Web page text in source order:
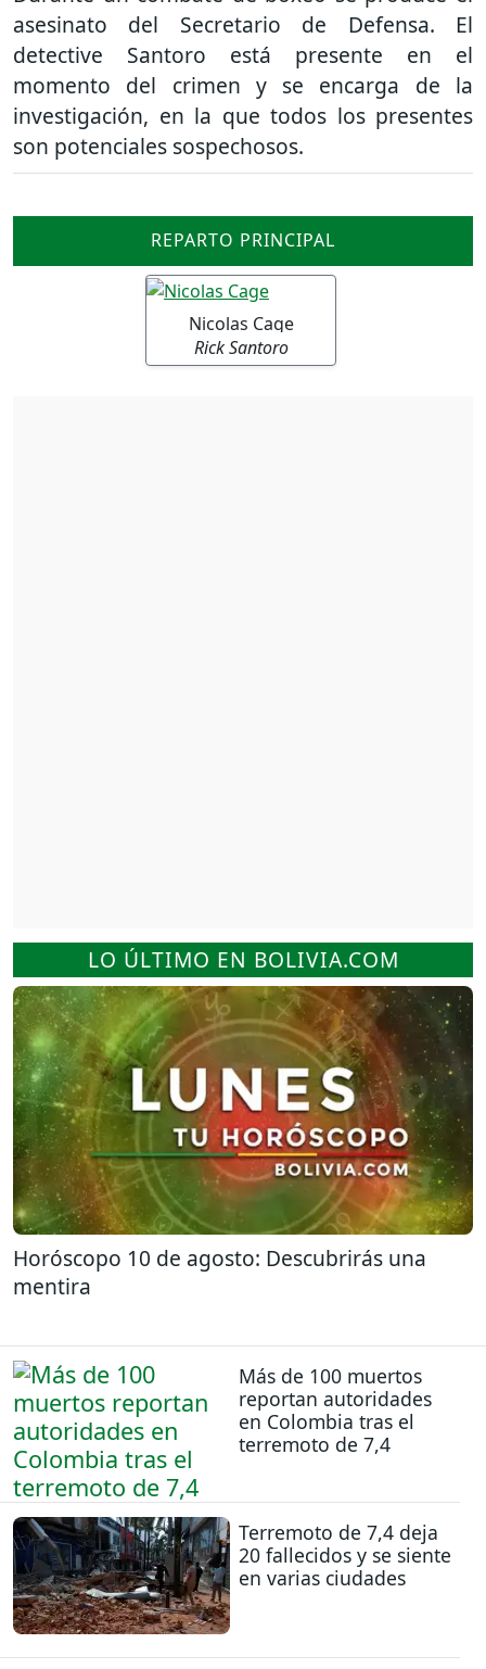
asesinato del Secretario de Defensa. El
detective Santoro está presente en el
momento del crimen y se encarga de la
investigación, en la que todos los presentes
son potenciales sospechosos.
REPARTO PRINCIPAL
Nicolas Cage
Rick Santoro
LO ÚLTIMO EN BOLIVIA.COM
Horóscopo 10 de agosto: Descubrirás una
mentira
Más de 100 muertos
reportan autoridades
en Colombia tras el
terremoto de 7,4
Terremoto de 7,4 deja
20 fallecidos y se siente
en varias ciudades